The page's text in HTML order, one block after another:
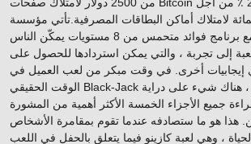
لامتلاك أماكن البطاقات المصرفية.تأتي مؤسسة
المقامرة الجديدة مع برنامج فوائد متحمس من 8 مستويات يمكّن الناس
إلى تجربة ، والتي يمكن استردادها للحصول على
أي إيجابيات أخرى. في وقت مبكر من لعب العميل في
الوقت الحقيقي Black-Jack باستخدام هاتف ذكي ، هناك شيء على دراية
جميع الأجزاء الخمسة الأكثر أهمية من المشورة
هذا هو ما ستصادفه عندما تقوم بمقامرة الأشخاص